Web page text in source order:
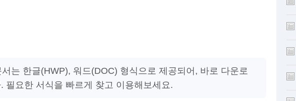
는 한글(HWP), 워드(DOC) 형식으로 제공되어, 바로 다운로
필요한 서식을 빠르게 찾고 이용해보세요.